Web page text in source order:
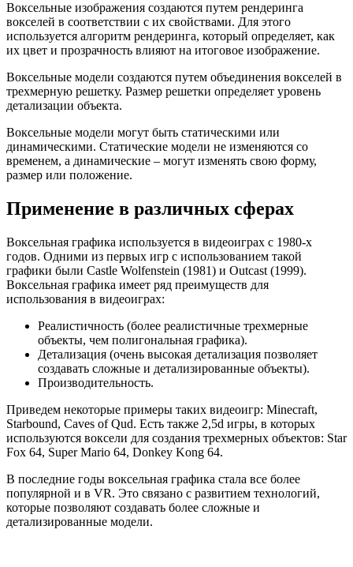
Воксельные изображения создаются путем рендеринга
вокселей в соответствии с их свойствами. Для этого
используется алгоритм рендеринга, который определяет, как
их цвет и прозрачность влияют на итоговое изображение.
Воксельные модели создаются путем объединения вокселей в
трехмерную решетку. Размер решетки определяет уровень
детализации объекта.
Воксельные модели могут быть статическими или
динамическими. Статические модели не изменяются со
временем, а динамические – могут изменять свою форму,
размер или положение.
Применение в различных сферах
Воксельная графика используется в видеоиграх с 1980-х
годов. Одними из первых игр с использованием такой
графики были Castle Wolfenstein (1981) и Outcast (1999).
Воксельная графика имеет ряд преимуществ для
использования в видеоиграх:
Реалистичность (более реалистичные трехмерные
объекты, чем полигональная графика).
Детализация (очень высокая детализация позволяет
создавать сложные и детализированные объекты).
Производительность.
Приведем некоторые примеры таких видеоигр: Minecraft,
Starbound, Caves of Qud. Есть также 2,5d игры, в которых
используются воксели для создания трехмерных объектов: Star
Fox 64, Super Mario 64, Donkey Kong 64.
В последние годы воксельная графика стала все более
популярной и в VR. Это связано с развитием технологий,
которые позволяют создавать более сложные и
детализированные модели.